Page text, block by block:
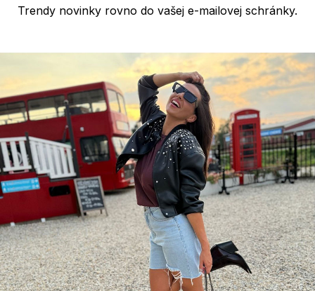
Trendy novinky rovno do vašej e-mailovej schránky.